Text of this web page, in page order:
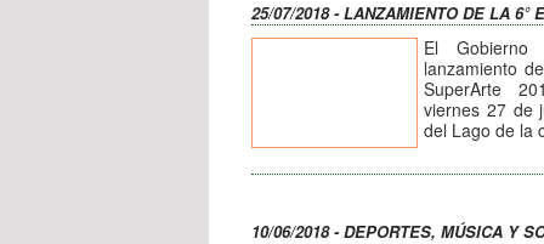
saludable.
está
temática de
problemático
motivación del
El Secretario
Cultos,
Municipio,
edición de
25/07/2018 - LANZAMIENTO DE LA 6°
El
lanzamiento
SuperArte
viernes 27 de
del Lago de la
Comienza
programa,
10/06/2018 - DEPORTES, MÚSICA Y